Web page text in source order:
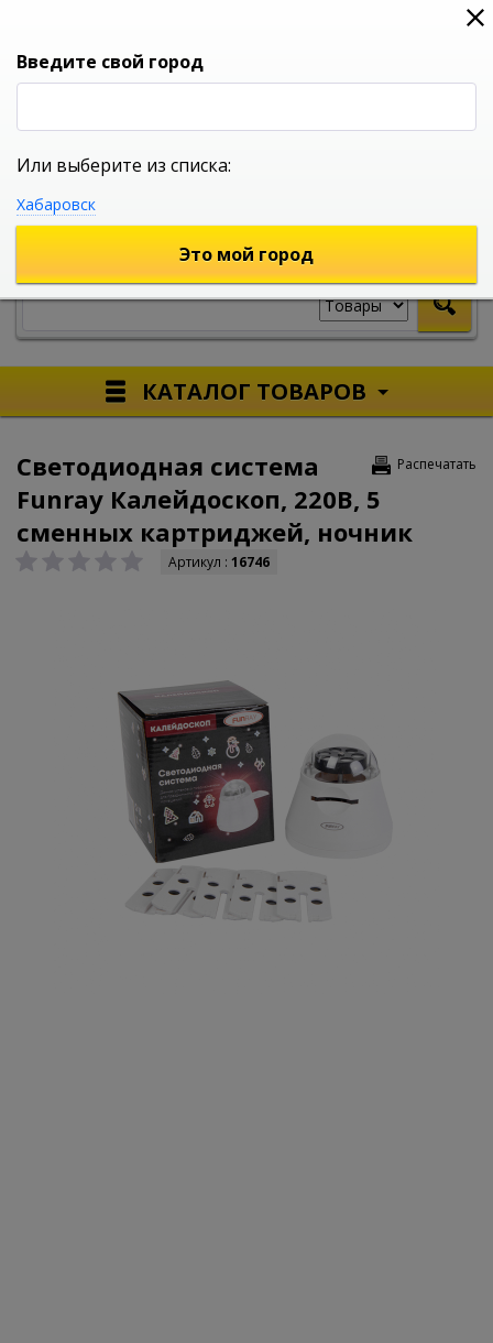
0
УНИВЕРСАЛЬНЫЙ ИНТЕРНЕТ МАГАЗИН
КАТАЛОГ ТОВАРОВ
Распечатать
Светодиодная система
Funray Калейдоскоп, 220В, 5
сменных картриджей, ночник
Артикул : 16746
Введите свой город
Или выберите из списка:
Хабаровск
Это мой город